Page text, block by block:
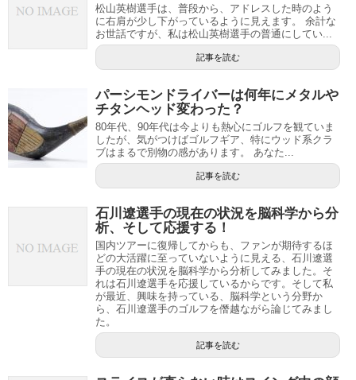
松山英樹選手は、普段から、アドレスした時のよう
に右肩が少し下がっているように見えます。 余計な
お世話ですが、私は松山英樹選手の普通にしてい...
記事を読む
パーシモンドライバーは何年にメタルや
チタンヘッド変わった？
80年代、90年代は今よりも熱心にゴルフを観ていま
したが、気がつけばゴルフギア、特にウッド系クラ
ブはまるで別物の感があります。 あなた...
記事を読む
石川遼選手の現在の状況を脳科学から分
析、そして応援する！
国内ツアーに復帰してからも、ファンが期待するほ
どの大活躍に至っていないように見える、石川遼選
手の現在の状況を脳科学から分析してみました。そ
れは石川遼選手を応援しているからです。そして私
が最近、興味を持っている、脳科学という分野か
ら、石川遼選手のゴルフを僭越ながら論じてみまし
た。
記事を読む